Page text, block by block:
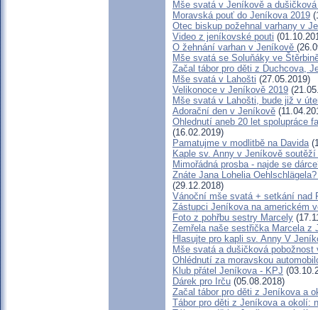
Mše svatá v Jeníkově a
Moravská pouť do Jeníkova 2019
Otec biskup požehnal varhany v
Video z jeníkovské pouti
O žehnání varhan v Jeníkově
Mše svatá se Soluňáky ve
Začal tábor pro děti z Duchcova,
Mše svatá v Lahošti (27.05.2019)
Velikonoce v Jeníkově 2019
Mše svatá v Lahošti, bude již v
Adorační den v Jeníkově
Ohlednutí aneb 20 let spolupráce
(16.02.2019)
Pamatujme v modlitbě na Davida
Kaple sv. Anny v Jeníkově
Mimořádná prosba - najde se
Znáte Jana Lohelia
(29.12.2018)
Vánoční mše svatá + setkání nad
Zástupci Jeníkova na americkém
Foto z pohřbu sestry Marcely
Zemřela naše sestřička Marcela z
Hlasujte pro kapli sv. Anny V
Mše svatá a dušičková pobožnost
Ohlédnutí za moravskou
Klub přátel Jeníkova - KPJ
Dárek pro Irču (05.08.2018)
Začal tábor pro děti z Jeníkova a
Tábor pro děti z Jeníkova a okolí: